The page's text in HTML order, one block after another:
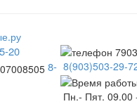
20
8- 8(903)503-29-
Пн.- Пят. 09.00